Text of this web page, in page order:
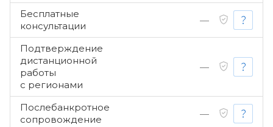
Бесплатные
консультации
—
Подтверждение
дистанционной
работы
с регионами
—
Послебанкротное
сопровождение
—